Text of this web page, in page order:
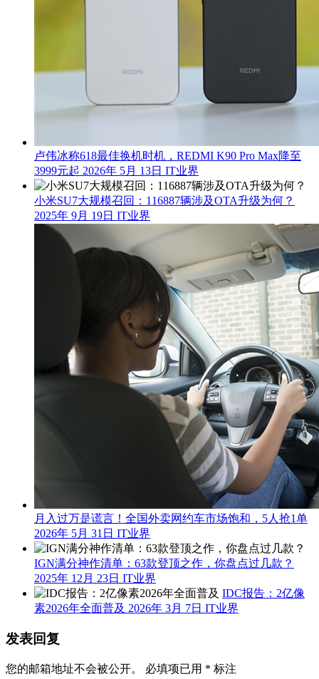
卢伟冰称618最佳换机时机，REDMI K90 Pro Max降至
3999元起 2026年 5月 13日 IT业界
小米SU7大规模召回：116887辆涉及OTA升级为何？
2025年 9月 19日 IT业界
月入过万是谎言！全国外卖网约车市场饱和，5人抢1单
2026年 5月 31日 IT业界
IGN满分神作清单：63款登顶之作，你盘点过几款？
2025年 12月 23日 IT业界
IDC报告：2亿像
素2026年全面普及 2026年 3月 7日 IT业界
发表回复
您的邮箱地址不会被公开。 必填项已用 * 标注